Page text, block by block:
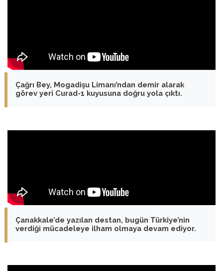
Çağrı Bey, Mogadişu Limanı’ndan demir alarak
görev yeri Curad-1 kuyusuna doğru yola çıktı.
Çanakkale’de yazılan destan, bugün Türkiye’nin
verdiği mücadeleye ilham olmaya devam ediyor.